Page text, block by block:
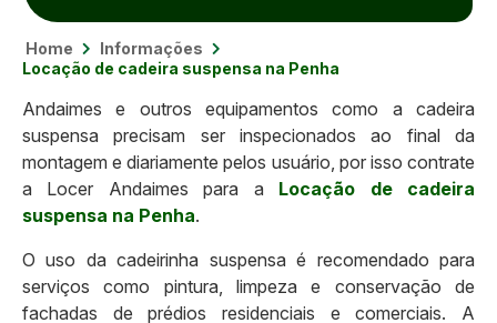
Home
Informações
Locação de cadeira suspensa na Penha
Andaimes e outros equipamentos como a cadeira
suspensa precisam ser inspecionados ao final da
montagem e diariamente pelos usuário, por isso contrate
a Locer Andaimes para a Locação de cadeira
suspensa na Penha.
O uso da cadeirinha suspensa é recomendado para
serviços como pintura, limpeza e conservação de
fachadas de prédios residenciais e comerciais. A